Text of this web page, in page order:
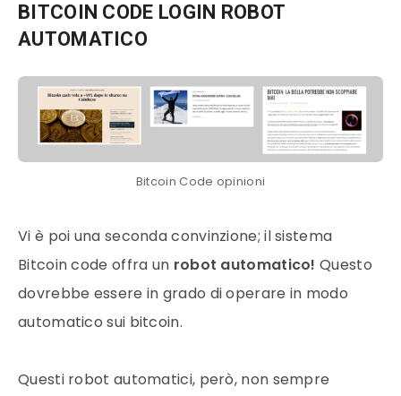
BITCOIN CODE LOGIN ROBOT
AUTOMATICO
Bitcoin Code opinioni
Vi è poi una seconda convinzione; il sistema
Bitcoin code offra un robot automatico! Questo
dovrebbe essere in grado di operare in modo
automatico sui bitcoin.
Questi robot automatici, però, non sempre